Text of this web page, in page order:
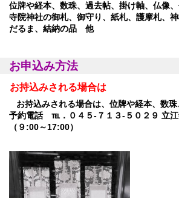
位牌や経本、数珠、過去帖、掛け軸、仏像、
寺院神社の御札、御守り、紙札、護摩札、神
だるま、結納の品 他
お申込み方法
お持込みされる場合は
お持込みされる場合は、位牌や経本、数
予約電話 ℡．０４５-７１３-５０２９ 立
（９:00～17:00）